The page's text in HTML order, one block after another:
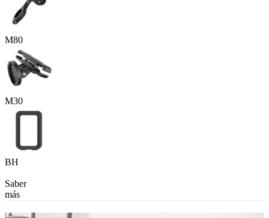
M80
M30
BH
Saber
más